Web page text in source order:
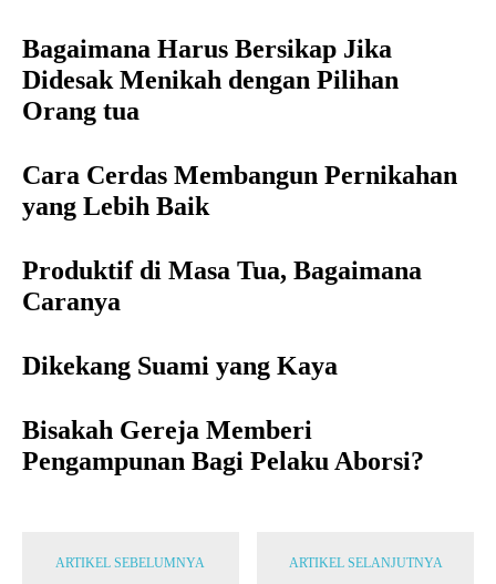
Bagaimana Harus Bersikap Jika
Didesak Menikah dengan Pilihan
Orang tua
Cara Cerdas Membangun Pernikahan
yang Lebih Baik
Produktif di Masa Tua, Bagaimana
Caranya
Dikekang Suami yang Kaya
Bisakah Gereja Memberi
Pengampunan Bagi Pelaku Aborsi?
ARTIKEL SEBELUMNYA ARTIKEL SELANJUTNYA